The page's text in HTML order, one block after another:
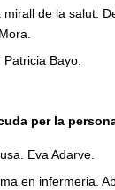
de la salut.
Bayo.
per la
Eva Adarve.
en infermeria.